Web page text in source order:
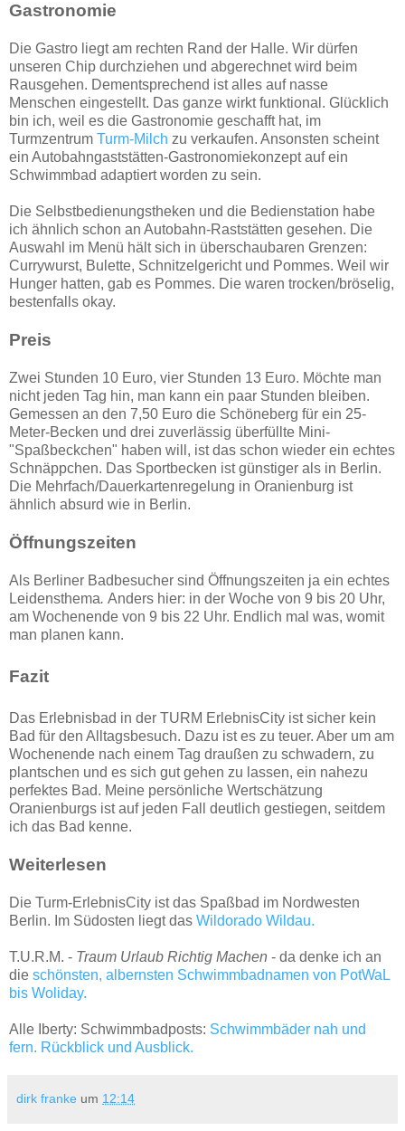
Gastronomie
Die Gastro liegt am rechten Rand der Halle. Wir dürfen
unseren Chip durchziehen und abgerechnet wird beim
Rausgehen. Dementsprechend ist alles auf nasse
Menschen eingestellt. Das ganze wirkt funktional. Glücklich
bin ich, weil es die Gastronomie geschafft hat, im
Turmzentrum Turm-Milch zu verkaufen. Ansonsten scheint
ein Autobahngaststätten-Gastronomiekonzept auf ein
Schwimmbad adaptiert worden zu sein.
Die Selbstbedienungstheken und die Bedienstation habe
ich ähnlich schon an Autobahn-Raststätten gesehen. Die
Auswahl im Menü hält sich in überschaubaren Grenzen:
Currywurst, Bulette, Schnitzelgericht und Pommes. Weil wir
Hunger hatten, gab es Pommes. Die waren trocken/bröselig,
bestenfalls okay.
Preis
Zwei Stunden 10 Euro, vier Stunden 13 Euro. Möchte man
nicht jeden Tag hin, man kann ein paar Stunden bleiben.
Gemessen an den 7,50 Euro die Schöneberg für ein 25-
Meter-Becken und drei zuverlässig überfüllte Mini-
"Spaßbeckchen" haben will, ist das schon wieder ein echtes
Schnäppchen. Das Sportbecken ist günstiger als in Berlin.
Die Mehrfach/Dauerkartenregelung in Oranienburg ist
ähnlich absurd wie in Berlin.
Öffnungszeiten
Als Berliner Badbesucher sind Öffnungszeiten ja ein echtes
Leidensthema. Anders hier: in der Woche von 9 bis 20 Uhr,
am Wochenende von 9 bis 22 Uhr. Endlich mal was, womit
man planen kann.
Fazit
Das Erlebnisbad in der TURM ErlebnisCity ist sicher kein
Bad für den Alltagsbesuch. Dazu ist es zu teuer. Aber um am
Wochenende nach einem Tag draußen zu schwadern, zu
plantschen und es sich gut gehen zu lassen, ein nahezu
perfektes Bad. Meine persönliche Wertschätzung
Oranienburgs ist auf jeden Fall deutlich gestiegen, seitdem
ich das Bad kenne.
Weiterlesen
Die Turm-ErlebnisCity ist das Spaßbad im Nordwesten
Berlin. Im Südosten liegt das Wildorado Wildau.
T.U.R.M. - Traum Urlaub Richtig Machen - da denke ich an
die schönsten, albernsten Schwimmbadnamen von PotWaL
bis Woliday.
Alle Iberty: Schwimmbadposts: Schwimmbäder nah und
fern. Rückblick und Ausblick.
dirk franke um 12:14